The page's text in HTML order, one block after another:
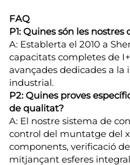
FAQ
P1: Quines són les
A: Establerta el 2010 a
capacitats completes de
avançades dedicades a la
industrial.
P2: Quines proves
de qualitat?
A: El nostre sistema de
control del muntatge del
components, verificació
mitjançant esferes